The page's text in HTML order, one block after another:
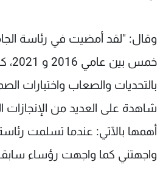
وقال: "لقد أمضيت في رئاسة
خمس
بالتحديات والصعاب واختبارات
شاهدة على العديد من الإنجازات
واجهتني كما واجهت رؤساء